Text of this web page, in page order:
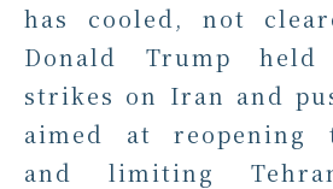
has cooled, not
Donald Trump
strikes on Iran and
aimed at reopening
and limiting